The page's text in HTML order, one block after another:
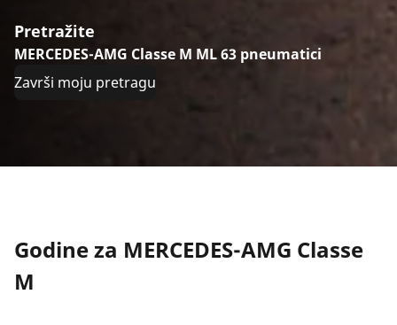
Pretražite
MERCEDES-AMG Classe M ML 63 pneumatici
Završi moju pretragu
Godine za MERCEDES-AMG Classe
M